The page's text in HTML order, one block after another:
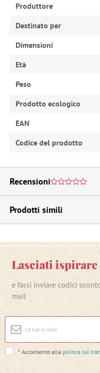
Produttore
Destinato per
Dimensioni
Età
Peso
Prodotto ecologico
EAN
Codice del prodotto
Recensioni
Prodotti simili
Lasciati ispirare
e farsi inviare codici
mail
* Acconsento alla politica sul